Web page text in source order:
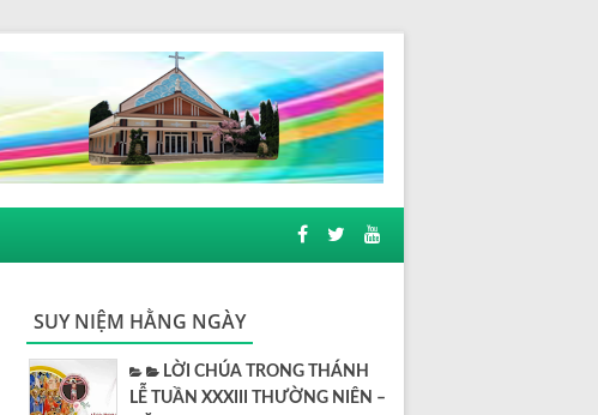
SUY NIỆM HẰNG NGÀY
LỜI CHÚA TRONG THÁNH
LỄ TUẦN XXXIII THƯỜNG NIÊN –